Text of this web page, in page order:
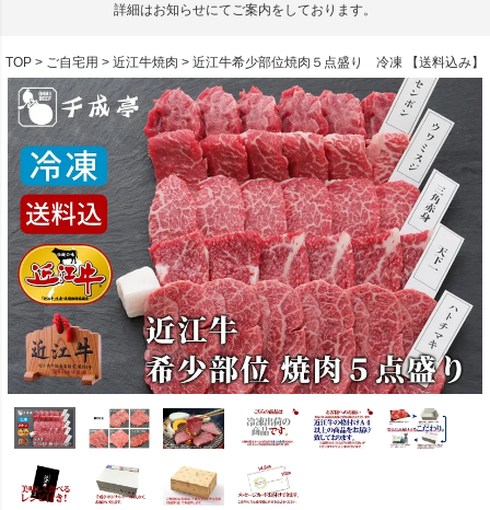
詳細はお知らせにてご案内をしております。
TOP ご自宅用 近江牛焼肉 近江牛希少部位焼肉５点盛り 冷凍 【送料込み】